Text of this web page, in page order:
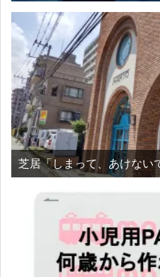
芝居「しまって、あけない